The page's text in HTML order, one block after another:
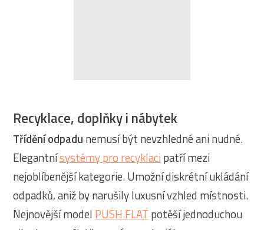
Recyklace, doplňky i nábytek
Třídění odpadu nemusí být nevzhledné ani nudné.
Elegantnísystémy pro recyklaci patří mezi
nejoblíbenější kategorie. Umožní diskrétní ukládání
odpadků, aniž by narušily luxusní vzhled místnosti.
Nejnovější model PUSH FLAT potěší jednoduchou